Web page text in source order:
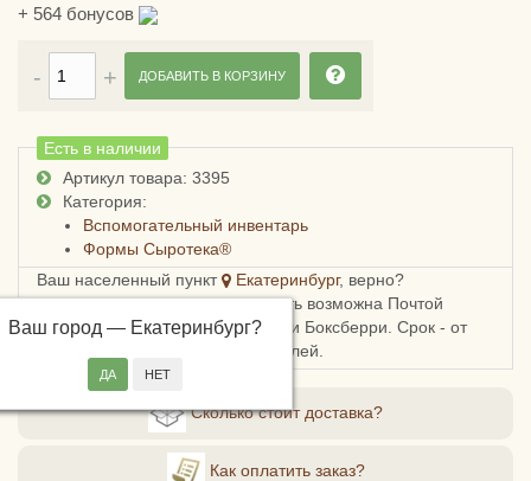
+ 564 бонусов
Есть в наличии
Артикул товара: 3395
Категория:
Вспомогательный инвентарь
Формы Сыротека®
Ваш населенный пункт
Екатеринбург, верно?
Ваш город — Екатеринбург?
Доставка в Свердловскую область возможна Почтой
России, СДЭКом, Пятерочкой или Боксберри. Срок - от
5ти дней, стоимость - от 209 рублей.
ДОБАВИТЬ В КОРЗИНУ
Сколько стоит доставка?
Как оплатить заказ?